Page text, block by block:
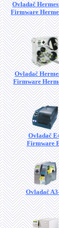
Ovladač
Firmware
Ovladač
Firmware
Ovladač
Firmware
Ovladač